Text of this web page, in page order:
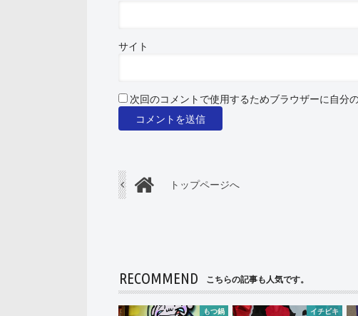
サイト
次回のコメントで使用するためブラウザーに自分
トップページへ
RECOMMEND こちらの記事も人気です。
もつ鍋 イチビキ